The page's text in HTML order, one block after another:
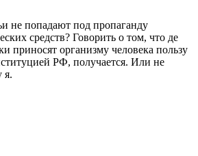
не попадают под пропаганду
средств? Говорить о том, что де
приносят организму человека пользу
РФ, получается. Или не
я.